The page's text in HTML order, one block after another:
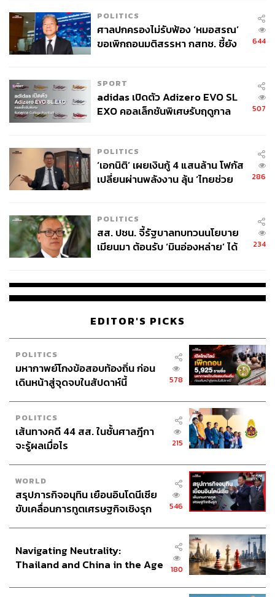
POLITICS
ศาลปกครองไม่รับฟ้อง ‘หมอสรณ’
ขอเพิกถอนมติสรรหา กสทช. ชี้ยัง
644
SPORT
adidas เปิดตัว Adizero EVO SL
EXO คอลเล็กชันพิเศษรับฤดูกาล
507
POLITICS
‘เอกนิติ’ เผยเงินกู้ 4 แสนล้าน โฟกัส
เปลี่ยนผ่านพลังงาน ลุ้น ‘ไทยช่วย
286
POLITICS
สส. ปชน. จี้รัฐบาลทบทวนนโยบาย
เมียนมา ต้อนรับ ‘มินอ่องหล่าย’ ได้
234
EDITOR'S PICKS
POLITICS
มหากาพย์โกงข้อสอบท้องถิ่น ก่อน
เดินหน้าสู่จุดจบในสัปดาห์นี้
578
POLITICS
เส้นทางคดี 44 สส. ในชั้นศาลฎีกา
จะรู้ผลเมื่อไร
215
WORLD
สรุปภารกิจอนุทิน เยือนอินโดนีเซีย
ขับเคลื่อนการทูตเศรษฐกิจเชิงรุก
546
Navigating Neutrality:
Thailand and China in the Age
180